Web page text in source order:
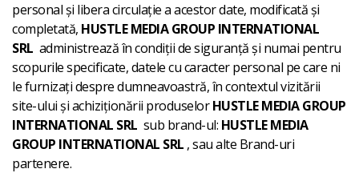
personal și libera circulație a acestor date, modificată și
completată, HUSTLE MEDIA GROUP INTERNATIONAL
SRL administrează în condiții de siguranță și numai pentru
scopurile specificate, datele cu caracter personal pe care ni
le furnizați despre dumneavoastră, în contextul vizitării
site-ului și achiziționării produselorHUSTLE MEDIA GROUP
INTERNATIONAL SRL sub brand-ul: HUSTLE MEDIA
GROUP INTERNATIONAL SRL , sau alte Brand-uri
partenere.